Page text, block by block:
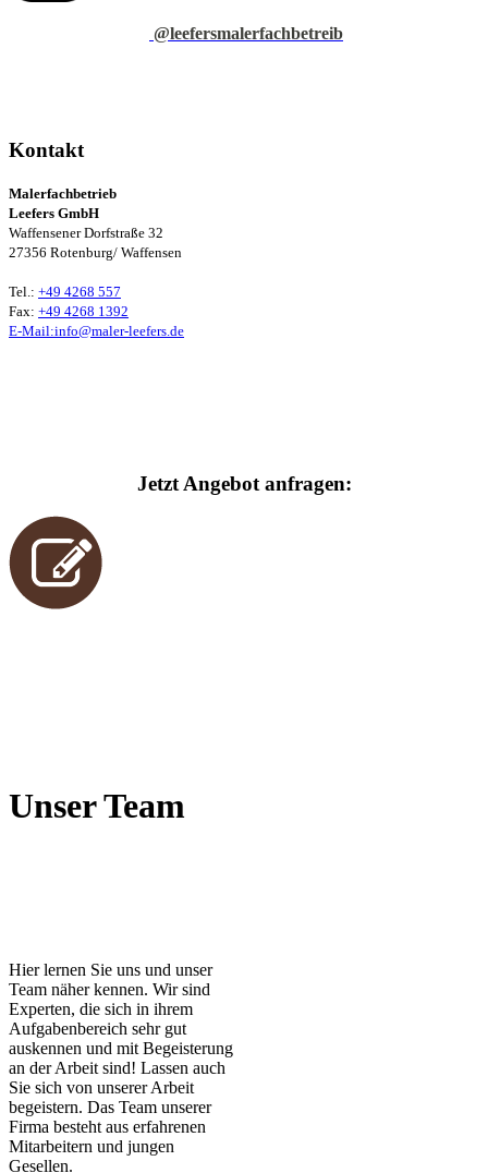
@leefersmalerfachbetreib
Kontakt
Malerfachbetrieb
Leefers GmbH
Waffensener Dorfstraße 32
27356 Rotenburg/ Waffensen
Tel.: +49 4268 557
Fax: +49 4268 1392
E-Mail:info@maler-leefers.de
Jetzt Angebot anfragen:
Unser Team
Hier lernen Sie uns und unser
Team näher kennen. Wir sind
Experten, die sich in ihrem
Aufgabenbereich sehr gut
auskennen und mit Begeisterung
an der Arbeit sind! Lassen auch
Sie sich von unserer Arbeit
begeistern. Das Team unserer
Firma besteht aus erfahrenen
Mitarbeitern und jungen
Gesellen.